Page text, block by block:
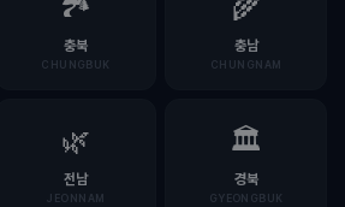
충북
CHUNGBUK
충남
CHUNGNAM
🌿
전남
JEONNAM
🏛️
경북
GYEONGBUK